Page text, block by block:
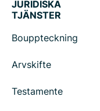
JURIDISKA
TJÄNSTER
Bouppteckning
Arvskifte
Testamente